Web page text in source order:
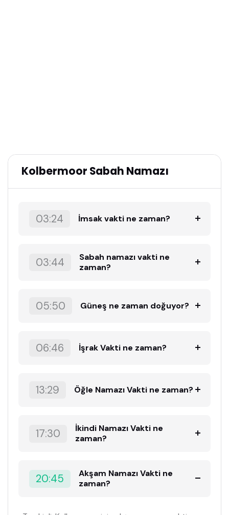
Kolbermoor Sabah Namazı
03:24 İmsak vakti ne zaman?
03:44
Sabah namazı vakti ne
zaman?
05:50 Güneş ne zaman doğuyor?
06:46 İşrak Vakti ne zaman?
13:29 Öğle Namazı Vakti ne zaman?
17:30
İkindi Namazı Vakti ne
zaman?
20:45
Akşam Namazı Vakti ne
zaman?